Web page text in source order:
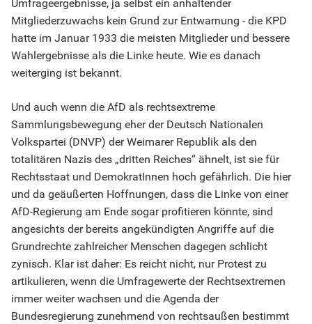
Umfrageergebnisse, ja selbst ein anhaltender
Mitgliederzuwachs kein Grund zur Entwarnung - die KPD
hatte im Januar 1933 die meisten Mitglieder und bessere
Wahlergebnisse als die Linke heute. Wie es danach
weiterging ist bekannt.
Und auch wenn die AfD als rechtsextreme
Sammlungsbewegung eher der Deutsch Nationalen
Volkspartei (DNVP) der Weimarer Republik als den
totalitären Nazis des „dritten Reiches“ ähnelt, ist sie für
Rechtsstaat und DemokratInnen hoch gefährlich. Die hier
und da geäußerten Hoffnungen, dass die Linke von einer
AfD-Regierung am Ende sogar profitieren könnte, sind
angesichts der bereits angekündigten Angriffe auf die
Grundrechte zahlreicher Menschen dagegen schlicht
zynisch. Klar ist daher: Es reicht nicht, nur Protest zu
artikulieren, wenn die Umfragewerte der Rechtsextremen
immer weiter wachsen und die Agenda der
Bundesregierung zunehmend von rechtsaußen bestimmt